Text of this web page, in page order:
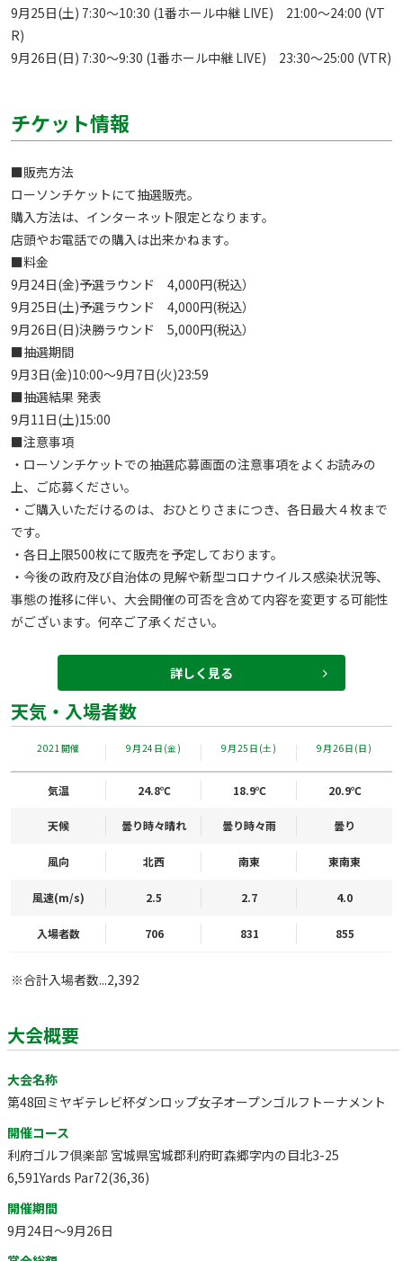
9月25日(土) 7:30～10:30 (1番ホール中継 LIVE)　21:00～24:00 (VT
R)
9月26日(日) 7:30～9:30 (1番ホール中継 LIVE)　23:30～25:00 (VTR)
チケット情報
■販売方法
ローソンチケットにて抽選販売。
購入方法は、インターネット限定となります。
店頭やお電話での購入は出来かねます。
■料金
9月24日(金)予選ラウンド　4,000円(税込）
9月25日(土)予選ラウンド　4,000円(税込）
9月26日(日)決勝ラウンド　5,000円(税込）
■抽選期間
9月3日(金)10:00～9月7日(火)23:59
■抽選結果 発表
9月11日(土)15:00
■注意事項
・ローソンチケットでの抽選応募画面の注意事項をよくお読みの
上、ご応募ください。
・ご購入いただけるのは、おひとりさまにつき、各日最大４枚まで
です。
・各日上限500枚にて販売を予定しております。
・今後の政府及び自治体の見解や新型コロナウイルス感染状況等、
事態の推移に伴い、大会開催の可否を含めて内容を変更する可能性
がございます。何卒ご了承ください。
詳しく見る
天気・入場者数
2021開催 9月24日(金) 9月25日(土) 9月26日(日)
気温 24.8℃ 18.9℃ 20.9℃
天候 曇り時々晴れ 曇り時々雨 曇り
風向 北西 南東 東南東
風速(m/s) 2.5 2.7 4.0
入場者数 706 831 855
※合計入場者数...2,392
大会概要
大会名称
第48回ミヤギテレビ杯ダンロップ女子オープンゴルフトーナメント
開催コース
利府ゴルフ倶楽部 宮城県宮城郡利府町森郷字内の目北3-25
6,591Yards Par72(36,36)
開催期間
9月24日～9月26日